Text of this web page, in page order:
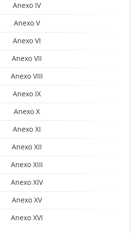
Anexo IV
Anexo V
Anexo VI
Anexo VII
Anexo VIII
Anexo IX
Anexo X
Anexo XI
Anexo XII
Anexo XIII
Anexo XIV
Anexo XV
Anexo XVI